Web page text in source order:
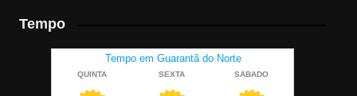
Tempo